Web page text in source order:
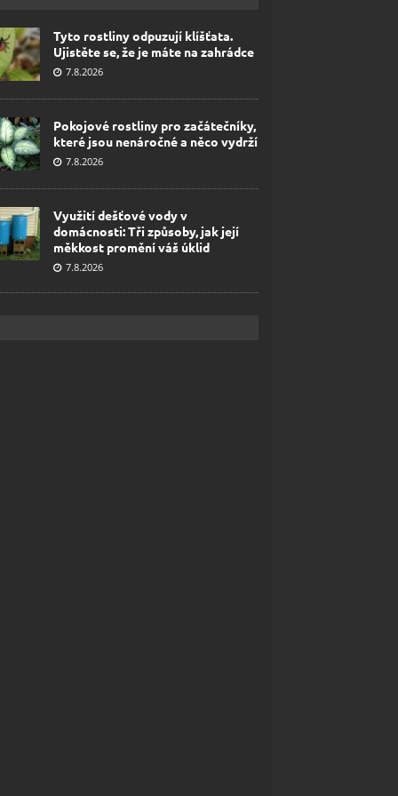
Tyto rostliny odpuzují klíšťata.
Ujistěte se, že je máte na zahrádce
7.8.2026
Pokojové rostliny pro začátečníky,
které jsou nenáročné a něco vydrží
7.8.2026
Využití dešťové vody v
domácnosti: Tři způsoby, jak její
měkkost promění váš úklid
7.8.2026